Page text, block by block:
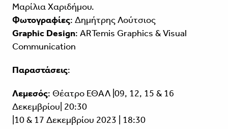
Μαρίλια Χαριδήμου.
Φωτογραφίες: Δημήτρης Λούτσιος
Graphic Design: ARTemis Graphics & Visual
Communication
Παραστάσεις:
Λεμεσός: Θέατρο ΕΘΑΛ |09, 12, 15 & 16
Δεκεμβρίου| 20:30
|10 & 17 Δεκεμβρίου 2023 | 18:30